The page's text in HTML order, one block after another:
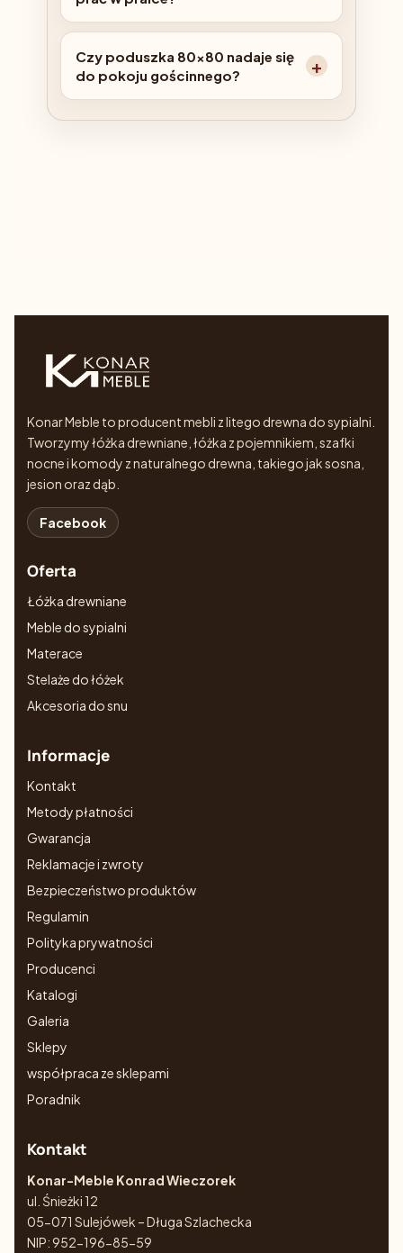
Czy poduszka 80x80 nadaje się
do pokoju gościnnego?
Konar Meble to producent mebli z litego drewna do sypialni.
Tworzymy łóżka drewniane, łóżka z pojemnikiem, szafki
nocne i komody z naturalnego drewna, takiego jak sosna,
jesion oraz dąb.
Facebook
Oferta
Łóżka drewniane
Meble do sypialni
Materace
Stelaże do łóżek
Akcesoria do snu
Informacje
Kontakt
Metody płatności
Gwarancja
Reklamacje i zwroty
Bezpieczeństwo produktów
Regulamin
Polityka prywatności
Producenci
Katalogi
Galeria
Sklepy
współpraca ze sklepami
Poradnik
Kontakt
Konar-Meble Konrad Wieczorek
ul. Śnieżki 12
05-071 Sulejówek – Długa Szlachecka
NIP: 952-196-85-59